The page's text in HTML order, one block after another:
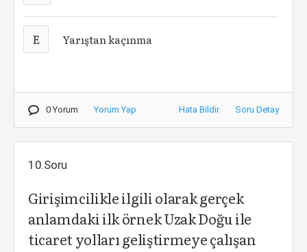
E Yarıştan kaçınma
0 Yorum Yorum Yap Hata Bildir Soru Detay
10.Soru
Girişimcilikle ilgili olarak gerçek
anlamdaki ilk örnek Uzak Doğu ile
ticaret yolları geliştirmeye çalışan